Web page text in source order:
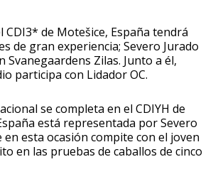
CDI3* de Motešice, España tendrá
de gran experiencia; Severo Jurado
Svanegaardens Zilas. Junto a él,
participa con Lidador OC.
se completa en el CDIYH de
está representada por Severo
en esta ocasión compite con el joven
en las pruebas de caballos de cinco